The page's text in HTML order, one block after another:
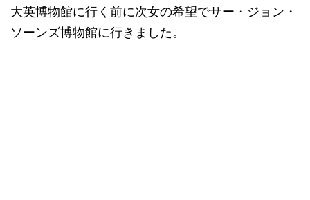
大英博物館に行く前に次女の希望でサー・ジョン・
ソーンズ博物館に行きました。